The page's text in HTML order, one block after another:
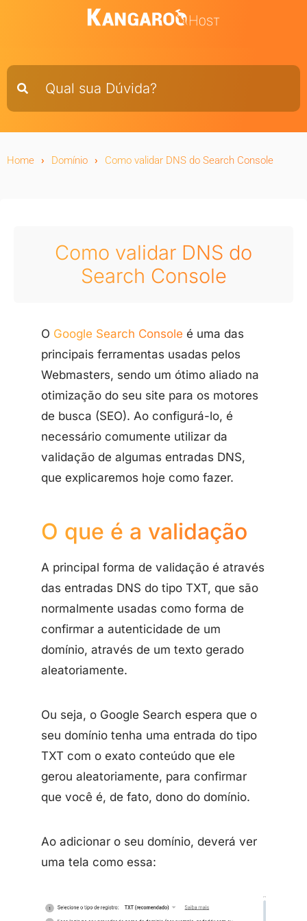
Home Domínio Como validar DNS do Search Console
Como validar DNS do
Search Console
O Google Search Console é uma das
principais ferramentas usadas pelos
Webmasters, sendo um ótimo aliado na
otimização do seu site para os motores
de busca (SEO). Ao configurá-lo, é
necessário comumente utilizar da
validação de algumas entradas DNS,
que explicaremos hoje como fazer.
O que é a validação
A principal forma de validação é através
das entradas DNS do tipo TXT, que são
normalmente usadas como forma de
confirmar a autenticidade de um
domínio, através de um texto gerado
aleatoriamente.
Ou seja, o Google Search espera que o
seu domínio tenha uma entrada do tipo
TXT com o exato conteúdo que ele
gerou aleatoriamente, para confirmar
que você é, de fato, dono do domínio.
Ao adicionar o seu domínio, deverá ver
uma tela como essa: